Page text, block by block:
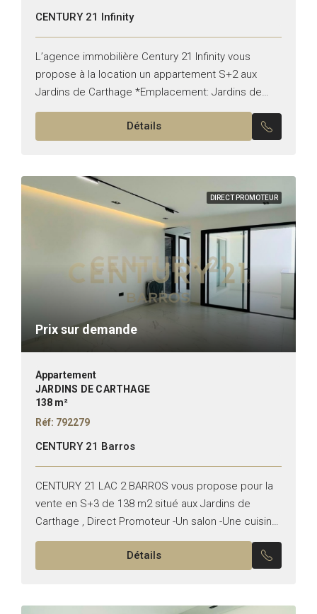
CENTURY 21 Infinity
L’agence immobilière Century 21 Infinity vous
propose à la location un appartement S+2 aux
Jardins de Carthage *Emplacement: Jardins de
Carthage *Typologie: S+2 *État: vide Il est
composé de: -Un salon, une...
Détails
DIRECT PROMOTEUR
Prix sur demande
Appartement
JARDINS DE CARTHAGE
138 m²
Réf: 792279
CENTURY 21 Barros
CENTURY 21 LAC 2 BARROS vous propose pour la
vente en S+3 de 138 m2 situé aux Jardins de
Carthage , Direct Promoteur -Un salon -Une cuisine
équipée -Une suite parentale -Deux...
Détails